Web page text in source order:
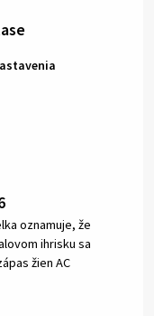
oznamuje, že
ihrisku sa
žien AC